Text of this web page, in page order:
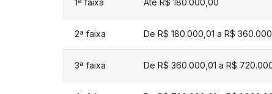
1ª faixa Até R$ 180.000,00
2ª faixa De R$ 180.000,01 a R$
3ª faixa De R$ 360.000,01 a R$